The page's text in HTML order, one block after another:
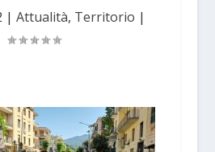
|Attualità, Territorio |